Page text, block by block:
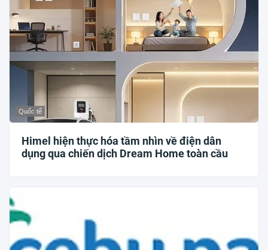
Quốc tế
Himel hiện thực hóa tầm nhìn về điện dân
dụng qua chiến dịch Dream Home toàn cầu